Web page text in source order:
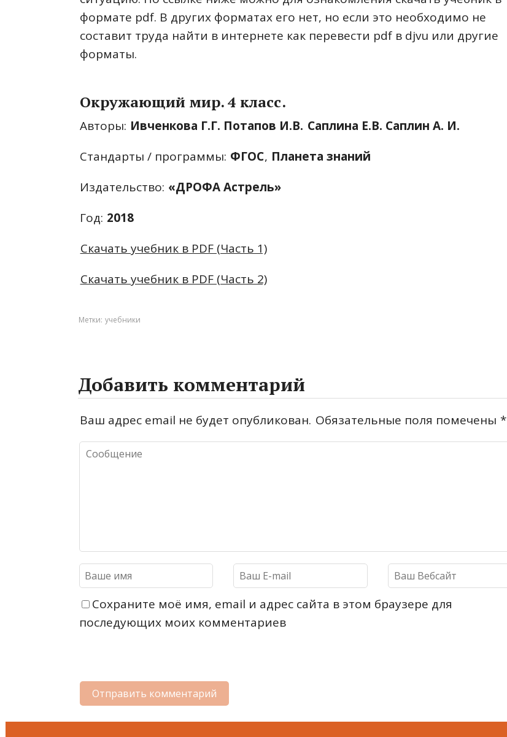
формате pdf. В других форматах его нет, но если это необходимо не
составит труда найти в интернете как перевести pdf в djvu или другие
форматы.
Окружающий мир. 4 класс.
Авторы: Ивченкова Г.Г. Потапов И.В. Саплина Е.В. Саплин А. И.
Стандарты / программы: ФГОС, Планета знаний
Издательство: «ДРОФА Астрель»
Год: 2018
Скачать учебник в PDF (Часть 1)
Скачать учебник в PDF (Часть 2)
Метки: учебники
Добавить комментарий
Ваш адрес email не будет опубликован. Обязательные поля помечены *
Сохраните моё имя, email и адрес сайта в этом браузере для
последующих моих комментариев